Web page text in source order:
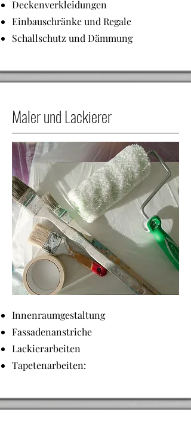
Deckenverkleidungen
Einbauschränke und Regale
Schallschutz und Dämmung
Maler und Lackierer
Innenraumgestaltung
Fassadenanstriche
Lackierarbeiten
Tapetenarbeiten: